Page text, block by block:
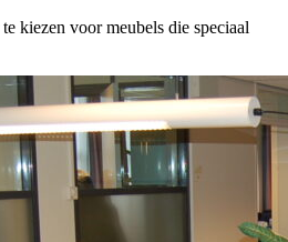
kiezen voor meubels die speciaal